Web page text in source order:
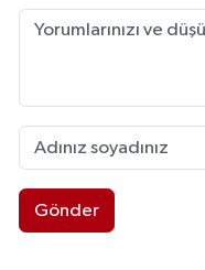
Gönder